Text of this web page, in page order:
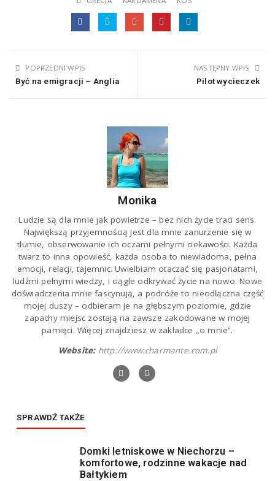
POPRZEDNI WPIS
Być na emigracji – Anglia
NASTĘPNY WPIS
Pilot wycieczek
Monika
Ludzie są dla mnie jak powietrze – bez nich życie traci sens.
Największą przyjemnością jest dla mnie zanurzenie się w
tłumie, obserwowanie ich oczami pełnymi ciekawości. Każda
twarz to inna opowieść, każda osoba to niewiadoma, pełna
emocji, relacji, tajemnic. Uwielbiam otaczać się pasjonatami,
ludźmi pełnymi wiedzy, i ciągle odkrywać życie na nowo. Nowe
doświadczenia mnie fascynują, a podróże to nieodłączna część
mojej duszy – odbieram je na głębszym poziomie, gdzie
zapachy miejsc zostają na zawsze zakodowane w mojej
pamięci. Więcej znajdziesz w zakładce „o mnie”.
Website: http://www.charmante.com.pl
SPRAWDŹ TAKŻE
Domki letniskowe w Niechorzu –
komfortowe, rodzinne wakacje nad
Bałtykiem